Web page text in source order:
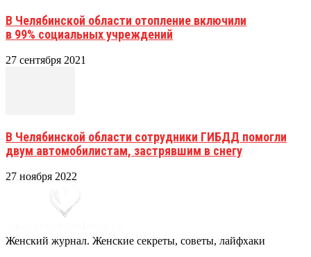
В Челябинской области отопление включили
в 99% социальных учреждений
27 сентября 2021
В Челябинской области сотрудники ГИБДД помогли
двум автомобилистам, застрявшим в снегу
27 ноября 2022
Женский журнал. Женские секреты, советы, лайфхаки